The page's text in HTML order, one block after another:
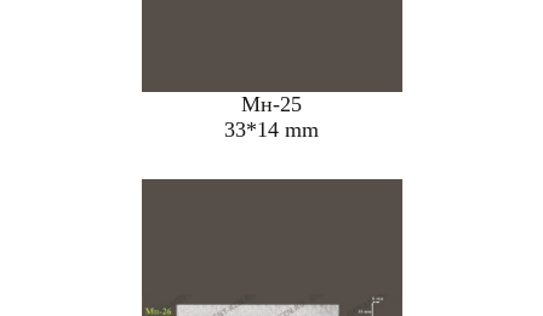
Мн-25
33*14 mm